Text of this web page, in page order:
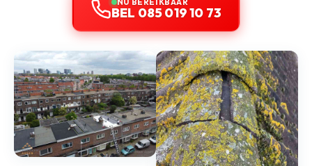
BEL 085 019 10 73